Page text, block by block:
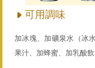
可用調味
加冰塊、加礦泉水（冰
果汁、加蜂蜜、加乳酸飲